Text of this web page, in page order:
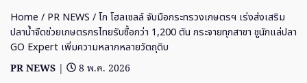
Home / PR NEWS / โก โฮลเซลล์ จับมือกระทรวงเกษตรฯ เร่งส่งเสริม
ปลาน้ำจืดช่วยเกษตรกรไทยรับซื้อกว่า 1,200 ตัน กระจายทุกสาขา ชูนักแล่ปลา
GO Expert เพิ่มความหลากหลายวัตถุดิบ
PR NEWS |
8 พ.ค. 2026